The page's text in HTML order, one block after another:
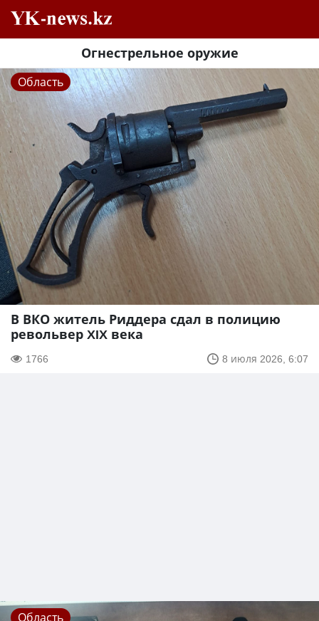
Огнестрельное оружие
Область
В ВКО житель Риддера сдал в полицию
револьвер XIX века
1766 8 июля 2026, 6:07
Область